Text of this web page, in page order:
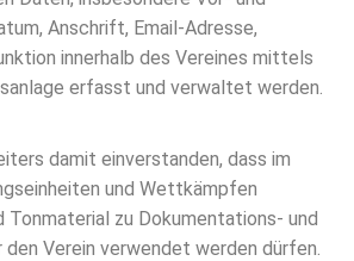
Anschrift, Email-Adresse,
innerhalb des Vereines mittels
erfasst und verwaltet werden.
damit einverstanden, dass im
und Wettkämpfen
zu Dokumentations- und
Verein verwendet werden dürfen.